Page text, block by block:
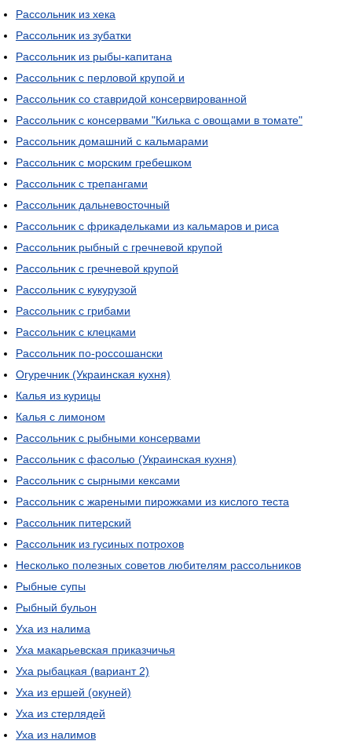
Рассольник из хека
Рассольник из зубатки
Рассольник из рыбы-капитана
Рассольник с перловой крупой и
Рассольник со ставридой консервированной
Рассольник с консервами "Килька с овощами в томате"
Рассольник домашний с кальмарами
Рассольник с морским гребешком
Рассольник с трепангами
Рассольник дальневосточный
Рассольник с фрикадельками из кальмаров и риса
Рассольник рыбный с гречневой крупой
Рассольник с гречневой крупой
Рассольник с кукурузой
Рассольник с грибами
Рассольник с клецками
Рассольник по-россошански
Огуречник (Украинская кухня)
Калья из курицы
Калья с лимоном
Рассольник с рыбными консервами
Рассольник с фасолью (Украинская кухня)
Рассольник с сырными кексами
Рассольник с жареными пирожками из кислого теста
Рассольник питерский
Рассольник из гусиных потрохов
Несколько полезных советов любителям рассольников
Рыбные супы
Рыбный бульон
Уха из налима
Уха макарьевская приказчичья
Уха рыбацкая (вариант 2)
Уха из ершей (окуней)
Уха из стерлядей
Уха из налимов